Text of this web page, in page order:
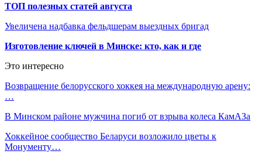
ТОП полезных статей августа
Увеличена надбавка фельдшерам выездных бригад
Изготовление ключей в Минске: кто, как и где
Это интересно
Возвращение белорусского хоккея на международную арену:
…
В Минском районе мужчина погиб от взрыва колеса КамАЗа
Хоккейное сообщество Беларуси возложило цветы к
Монументу…